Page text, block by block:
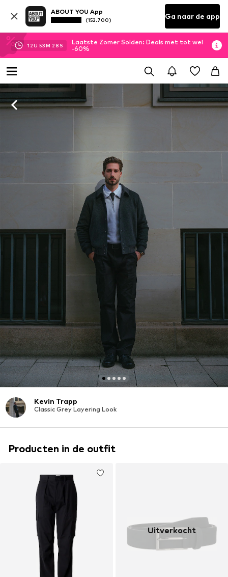
ABOUT YOU App
(152.700) Ga naar de app
12U 53M 27 S
Laatste Zomer Solden: Deals met tot wel
-60%
Kevin Trapp
Classic Grey Layering Look
Producten in de outfit
Uitverkocht